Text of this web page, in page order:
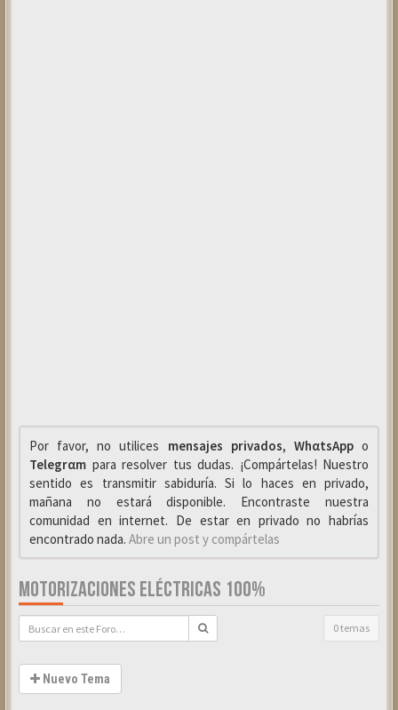
Por favor, no utilices mensajes privados, WhαtsAppo
Telegrαm para resolver tus dudas. ¡Compártelas! Nuestro
sentido es transmitir sabiduría. Si lo haces en privado,
mañana no estará disponible. Encontraste nuestra
comunidad en internet. De estar en privado no habrías
encontrado nada. Abre un post y compártelas
MOTORIZACIONES ELÉCTRICAS 100%
0 temas
Nuevo Tema